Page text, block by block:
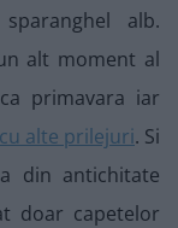
alb.
alt moment al
primavara iar
alte prilejuri. Si
din antichitate
doar capetelor